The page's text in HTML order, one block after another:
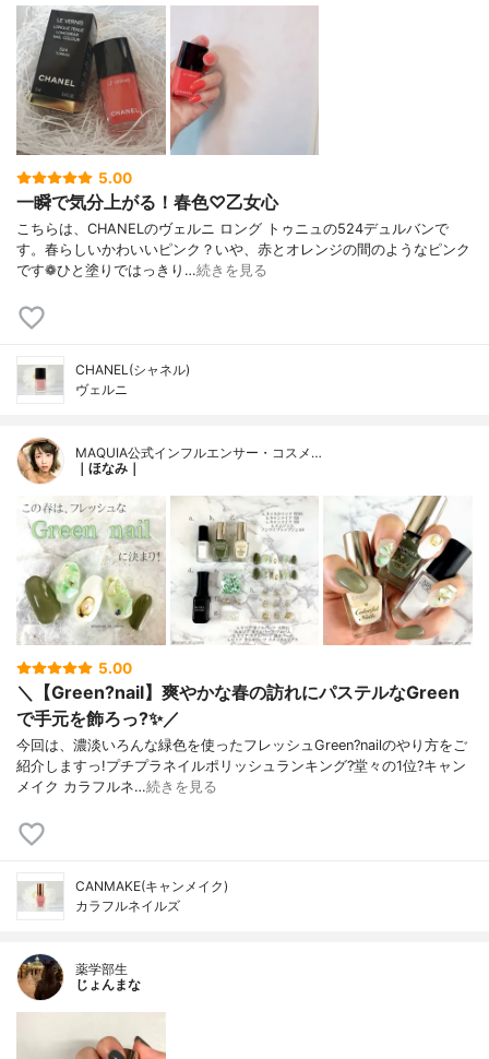
5.00
一瞬で気分上がる！春色♡乙女心
こちらは、CHANELのヴェルニ ロング トゥニュの524デュルバンで
す。春らしいかわいいピンク？いや、赤とオレンジの間のようなピンク
です❁︎ひと塗りではっきり…続きを見る
CHANEL(シャネル)
ヴェルニ
MAQUIA公式インフルエンサー・コスメ…
｜ほなみ｜
5.00
＼【Green?nail】爽やかな春の訪れにパステルなGreen
で手元を飾ろっ?✨／
今回は、濃淡いろんな緑色を使ったフレッシュGreen?nailのやり方をご
紹介しますっ!プチプラネイルポリッシュランキング?堂々の1位?キャン
メイク カラフルネ…続きを見る
CANMAKE(キャンメイク)
カラフルネイルズ
薬学部生
じょんまな